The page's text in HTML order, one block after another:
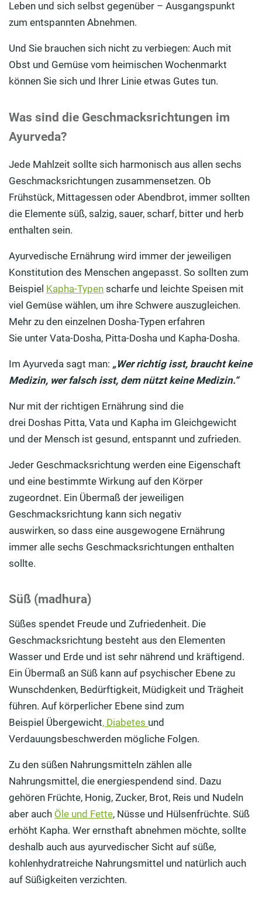
Leben und sich selbst gegenüber – Ausgangspunkt
zum entspannten Abnehmen.
Und Sie brauchen sich nicht zu verbiegen: Auch mit
Obst und Gemüse vom heimischen Wochenmarkt
können Sie sich und Ihrer Linie etwas Gutes tun.
Was sind die Geschmacksrichtungen im
Ayurveda?
Jede Mahlzeit sollte sich harmonisch aus allen sechs
Geschmacksrichtungen zusammensetzen. Ob
Frühstück, Mittagessen oder Abendbrot, immer sollten
die Elemente süß, salzig, sauer, scharf, bitter und herb
enthalten sein.
Ayurvedische Ernährung wird immer der jeweiligen
Konstitution des Menschen angepasst. So sollten zum
Beispiel Kapha-Typen scharfe und leichte Speisen mit
viel Gemüse wählen, um ihre Schwere auszugleichen.
Mehr zu den einzelnen Dosha-Typen erfahren
Sie unter Vata-Dosha, Pitta-Dosha und Kapha-Dosha.
Im Ayurveda sagt man: „Wer richtig isst, braucht keine
Medizin, wer falsch isst, dem nützt keine Medizin.“
Nur mit der richtigen Ernährung sind die
drei Doshas Pitta, Vata und Kapha im Gleichgewicht
und der Mensch ist gesund, entspannt und zufrieden.
Jeder Geschmacksrichtung werden eine Eigenschaft
und eine bestimmte Wirkung auf den Körper
zugeordnet. Ein Übermaß der jeweiligen
Geschmacksrichtung kann sich negativ
auswirken, so dass eine ausgewogene Ernährung
immer alle sechs Geschmacksrichtungen enthalten
sollte.
Süß (madhura)
Süßes spendet Freude und Zufriedenheit. Die
Geschmacksrichtung besteht aus den Elementen
Wasser und Erde und ist sehr nährend und kräftigend.
Ein Übermaß an Süß kann auf psychischer Ebene zu
Wunschdenken, Bedürftigkeit, Müdigkeit und Trägheit
führen. Auf körperlicher Ebene sind zum
Beispiel Übergewicht, Diabetes und
Verdauungsbeschwerden mögliche Folgen.
Zu den süßen Nahrungsmitteln zählen alle
Nahrungsmittel, die energiespendend sind. Dazu
gehören Früchte, Honig, Zucker, Brot, Reis und Nudeln
aber auch Öle und Fette, Nüsse und Hülsenfrüchte. Süß
erhöht Kapha. Wer ernsthaft abnehmen möchte, sollte
deshalb auch aus ayurvedischer Sicht auf süße,
kohlenhydratreiche Nahrungsmittel und natürlich auch
auf Süßigkeiten verzichten.